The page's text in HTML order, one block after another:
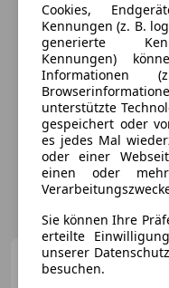
Cookies,
Kennungen (z. B.
generierte
Kennungen)
unterstützte
gespeichert oder
es jedes Mal
oder einer
einen oder
Sie können Ihre
erteilte
unserer
besuchen.